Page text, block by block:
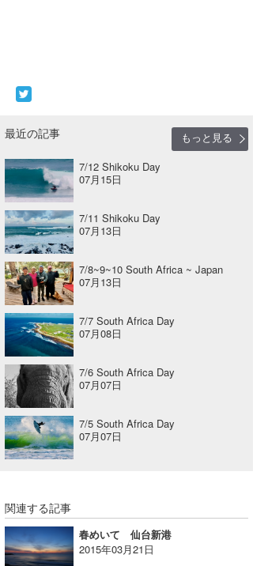
最近の記事
もっと見る
7/12 Shikoku Day
07月15日
7/11 Shikoku Day
07月13日
7/8~9~10 South Africa ~ Japan
07月13日
7/7 South Africa Day
07月08日
7/6 South Africa Day
07月07日
7/5 South Africa Day
07月07日
関連する記事
春めいて 仙台新港
2015年03月21日